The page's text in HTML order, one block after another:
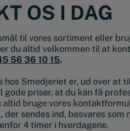
OS I DAG
til vores sortiment eller
du altid velkommen til at
56 36 10 15.
hos Smedjeriet er, ud over at
priser, at du kan få
altid bruge vores
der sendes ind, besvares
4 timer i hverdagene.